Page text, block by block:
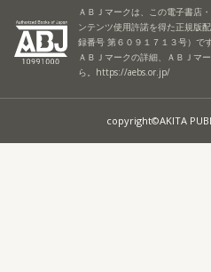
ＡＢＪマークは、この電子書店
ンテンツ使用許諾を得た正規版
録番号 第６０９１７１３号）です
ＡＢＪマークの詳細、ＡＢＪマ
ら。 https://aebs.or.jp/
copyright©AKITA